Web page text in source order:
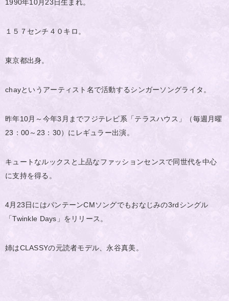
1990年10月23日生まれ。
１５７センチ４０キロ。
東京都出身。
chayというアーティスト名で活動するシンガーソングライタ。
昨年10月～今年3月までフジテレビ系「テラスハウス」（毎週月曜
23：00～23：30）にレギュラー出演。
キュートなルックスと上品なファッションセンスで同世代を中心
に支持を得る。
4月23日にはパンテーンCMソングでもおなじみの3rdシングル
「Twinkle Days」をリリース。
姉はCLASSYの元読者モデル、永谷真美。